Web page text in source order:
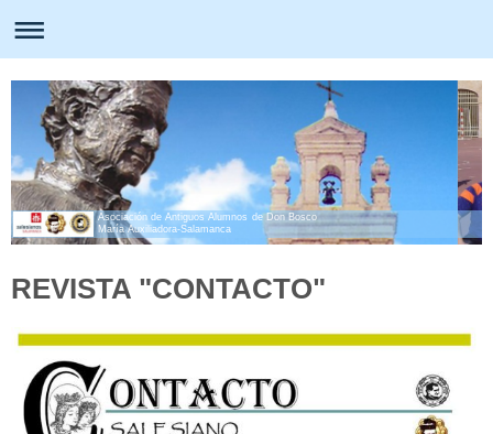
Asociación de Antiguos Alumnos de Don Bosco
María Auxiliadora-Salamanca
REVISTA "CONTACTO"